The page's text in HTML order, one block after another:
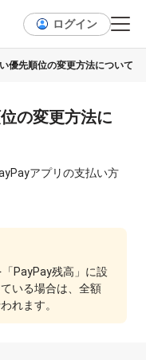
ログイン
優先順位の変更方法について
の変更方法に
アプリの支払い方
PayPay残高」に設
いる場合は、全額
れます。